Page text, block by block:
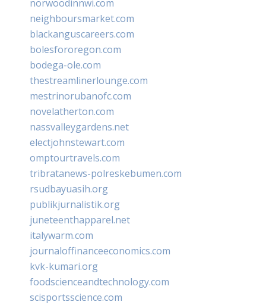
norwoodinnwi.com
neighboursmarket.com
blackanguscareers.com
bolesfororegon.com
bodega-ole.com
thestreamlinerlounge.com
mestrinorubanofc.com
novelatherton.com
nassvalleygardens.net
electjohnstewart.com
omptourtravels.com
tribratanews-polreskebumen.com
rsudbayuasih.org
publikjurnalistik.org
juneteenthapparel.net
italywarm.com
journaloffinanceeconomics.com
kvk-kumari.org
foodscienceandtechnology.com
scisportsscience.com